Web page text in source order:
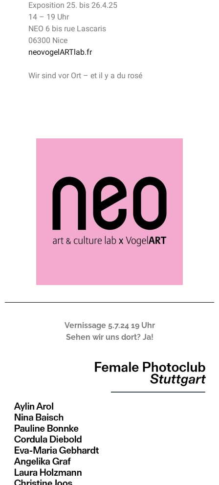
Exposition 25. bis 26.4.25
14 – 19 Uhr
NEO 6 bis rue Lascaris
06300 Nice
neovogelARTlab.fr
Wir sind vor Ort – et il y a du rosé
Vernissage 5.7.24 19 Uhr
Sehen wir uns dort? Ja!